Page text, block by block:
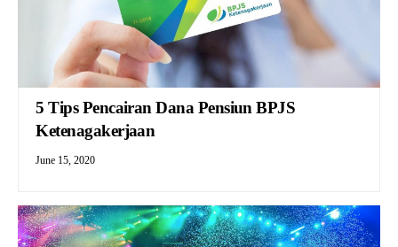
5 Tips Pencairan Dana Pensiun BPJS
Ketenagakerjaan
June 15, 2020